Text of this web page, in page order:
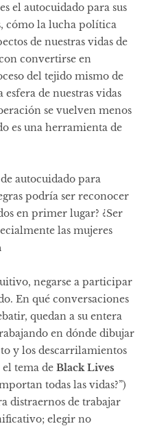
el autocuidado para sus
cómo la lucha política
de nuestras vidas de
convertirse en
del tejido mismo de
de nuestras vidas
se vuelven menos
es una herramienta de
autocuidado para
podría ser reconocer
en primer lugar? ¿Ser
las mujeres
negarse a participar
En qué conversaciones
quedan a su entera
en dónde dibujar
y los descarrilamientos
tema de Black Lives
todas las vidas?”)
distraernos de trabajar
elegir no